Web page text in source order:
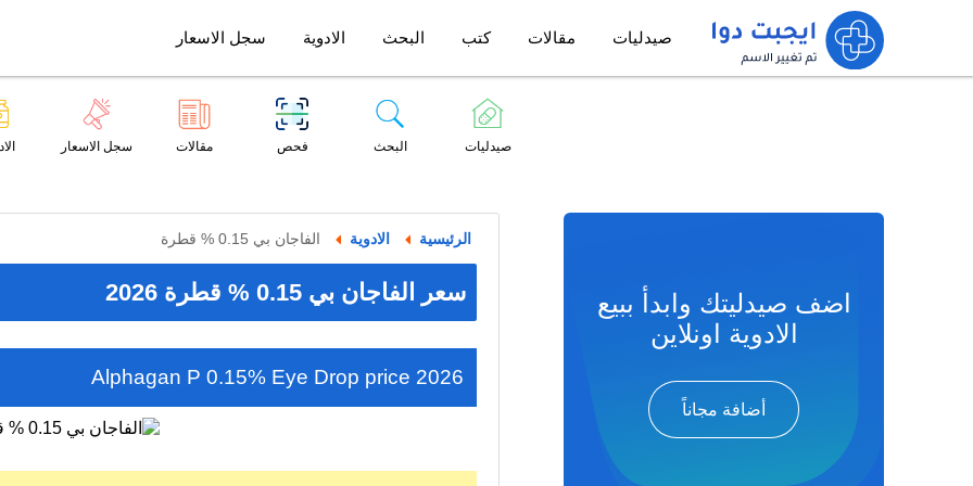
صيدليات مقالات كتب البحث الادوية سجل الاسعار
صيدليات البحث فحص مقالات سجل الاسعار
الرئيسية الادوية الفاجان بي 0.15 % قطرة
سعر الفاجان بي 0.15 % قطرة 2026
Alphagan P 0.15% Eye Drop price 2026
اضف صيدليتك وابدأ ببيع
الادوية اونلاين
أضافة مجاناً